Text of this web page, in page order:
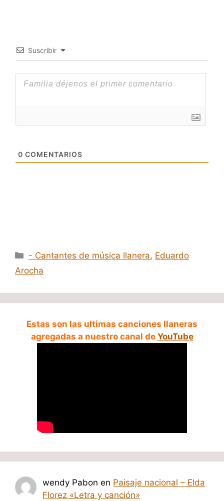
Suscribir
0 COMENTARIOS
Categorías
- Cantantes de música llanera, Eduardo
Arocha
Estas son las ultimas canciones llaneras
agregadas a nuestro canal de YouTube
wendy Pabon en Paisaje nacional – Elda
Florez «Letra y canción»